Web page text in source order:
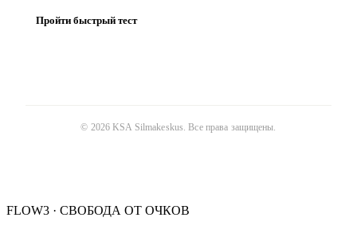
Пройти быстрый тест
© 2026 KSA Silmakeskus. Все права защищены.
FLOW3 · СВОБОДА ОТ ОЧКОВ